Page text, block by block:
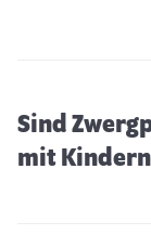
Sind
mit